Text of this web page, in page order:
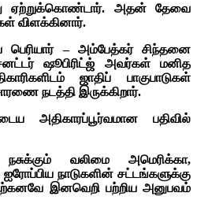
ஏற்றுக்கொண்டார். அதன் தேவை
விளக்கினார்.
பெரியார் – அம்பேத்கர் சிந்தனை
ஷூபிரிட்ஜ் அவர்கள் மனித
ஜாதிப் பாகுபாடுகள்
நடத்தி இருக்கிறார்.
அதிகாரப்பூர்வமான பதிவில்
வலிமை அமெரிக்கா,
நாடுகளின் சட்டங்களுக்கு
இனவெறி பற்றிய அனுபவம்